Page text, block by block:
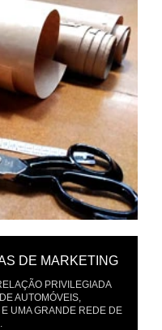
DE MARKETING
PRIVILEGIADA
AUTOMÓVEIS,
UMA GRANDE REDE DE